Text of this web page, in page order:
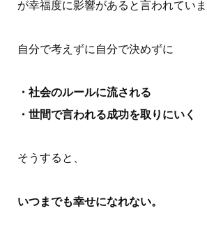
が幸福度に影響があると言われていま
自分で考えずに自分で決めずに
・社会のルールに流される
・世間で言われる成功を取りにいく
そうすると、
いつまでも幸せになれない。